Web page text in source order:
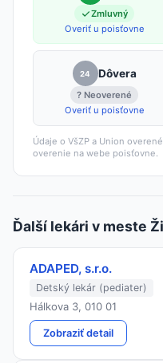
Zmluvný
Overiť u poisťovne
24 Dôvera
? Neoverené
Overiť u poisťovne
Údaje o VšZP a Union
overenie na webe poisťovne.
Ďalší lekári v meste
ADAPED, s.r.o.
Detský lekár (pediater)
Hálkova 3, 010 01
Zobraziť detail